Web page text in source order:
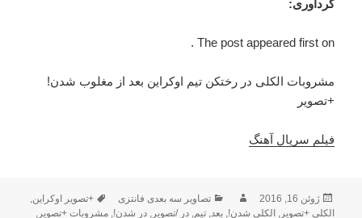
گرداوری:
The post appeared first on .
مشروبات الکلی در رختکن تیم اوکراین بعد از مغلوب شدن!
+تصویر
فیلم سریال آهنگ
ارسال
شده
ژوئن 16, 2016 نویسندهدسته‌ها
تصاویر سه بعدی فانتزی برچسب‌ها
+تصویر اوکراین,
الکلی +تصویر, الکلی شدن!,بعد,تیم,در /تصویر,در شدن!,مشروبات +تصویر,